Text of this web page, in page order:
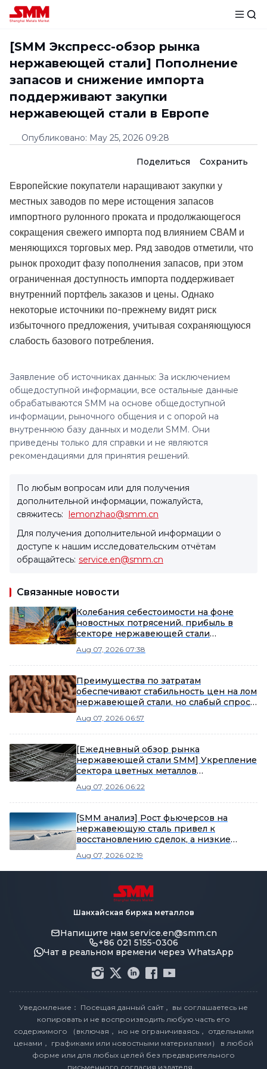
[SMM Экспресс-обзор рынка
нержавеющей стали] Пополнение
запасов и снижение импорта
поддерживают закупки
нержавеющей стали в Европе
Опубликовано: May 25, 2026 09:28
Поделиться Сохранить
Европейские покупатели наращивают закупки у
местных заводов по мере истощения запасов
импортного рулонного проката и продолжающегося
сокращения свежего импорта под влиянием CBAM и
меняющихся торговых мер. Ряд заводов отметили, что
рынок проходит фазу пополнения запасов, при этом
ограниченная доступность импорта поддерживает
внутренний портфель заказов и цены. Однако
некоторые источники по-прежнему видят риск
избыточного предложения, учитывая сохраняющуюся
слабость базового потребления.
Заявление об источниках данных: За исключением
общедоступной информации, все остальные данные
обрабатываются SMM на основе общедоступной
информации, рыночного общения и с опорой на
внутреннюю базу данных и модели SMM. Они
приведены только для справки и не являются
рекомендациями для принятия решений.
По любым вопросам или для получения
дополнительной информации, пожалуйста,
свяжитесь: lemonzhao@smm.cn
Для получения дополнительной информации о
доступе к нашим исследовательским отчётам
обращайтесь: service.en@smm.cn
Связанные новости
Колебания себестоимости на фоне
новостных потрясений, прибыль в
секторе нержавеющей стали
Aug 07, 2026 07:38
Преимущества по затратам
обеспечивают стабильность цен на лом
нержавеющей стали, но слабый спрос
роста [Еженедельный обзор рынка
лома нержавеющей стали от SMM]
Aug 07, 2026 06:57
[Ежедневный обзор рынка
нержавеющей стали SMM] Укрепление
сектора цветных металлов
восстановлению фьючерсов на
нержавеющую сталь, при этом слабые
запросы на спот-рынке нержавеющей
стали ограничивают восходящий
импульс.
Aug 07, 2026 06:22
[SMM анализ] Рост фьючерсов на
нержавеющую сталь привел к
восстановлению сделок, а низкие
сокращению запасов нержавеющей
стали
Aug 07, 2026 02:19
Шанхайская биржа металлов
Напишите нам service.en@smm.cn
+86 021 5155-0306
Чат в реальном времени через WhatsApp
Уведомление： Посещая данный сайт， вы соглашаетесь не
копировать и не воспроизводить любую часть его
содержимого （включая， но не ограничиваясь， отдельными
ценами， графиками или новостными материалами） в любой
форме или для любых целей без предварительного
письменного согласия издателя。